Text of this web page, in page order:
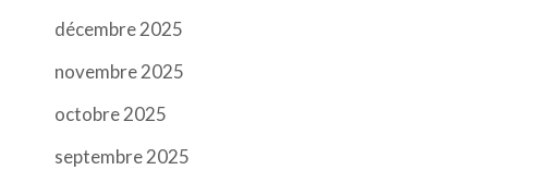
décembre 2025
novembre 2025
octobre 2025
septembre 2025